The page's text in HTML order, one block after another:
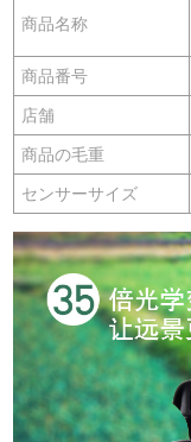
商品名称
商品番号
店舗
商品の毛重
センサーサイズ